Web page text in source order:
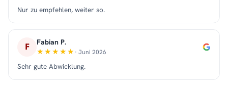
Nur zu empfehlen, weiter so.
F Fabian P.
· Juni 2026
Sehr gute Abwicklung.